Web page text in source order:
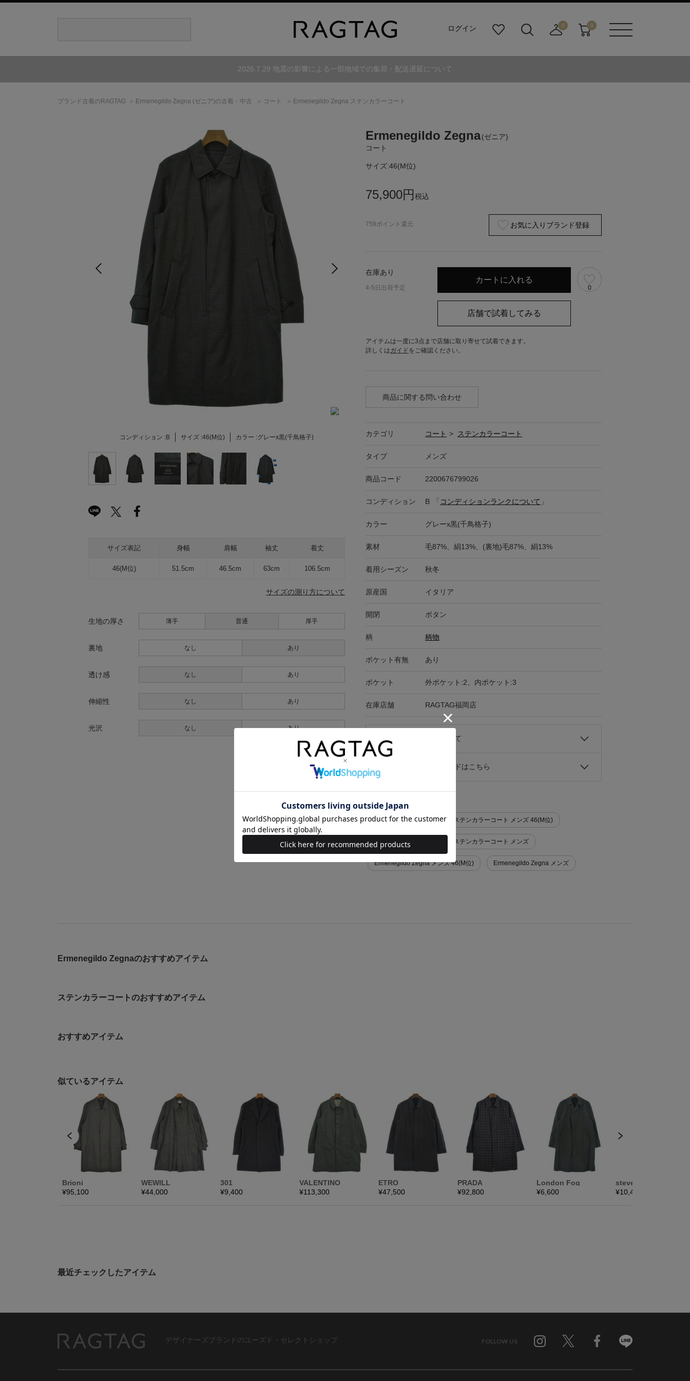
ログイン
り
ダ
0
寄
0
2026.7.29 地震の影響による一部地域での集荷・配送遅延について
ブランド古着のRAGTAG Ermenegildo Zegna (ゼニア)の古着・中古 コート Ermenegildo Zegna ステンカラーコート
コンディション :B サイズ :46(M位) カラー :グレーx黒(千鳥格子)
サイズ表記 身幅 肩幅 袖丈 着丈
46(M位) 51.5cm 46.5cm 63cm 106.5cm
サイズの測り方について
生地の厚さ 薄手 普通 厚手
裏地 なし あり
透け感 なし あり
伸縮性 なし あり
光沢 なし あり
Ermenegildo Zegna(ゼニア)
コート
サイズ:46(M位)
75,900円 税込
759ポイント還元 お気に入りブランド登録
在庫あり
4-5日出荷予定 0
アイテムは一度に3点まで店舗に取り寄せて試着できます。
詳しくはガイド をご確認ください。
商品に関する問い合わせ
カテゴリ コート > ステンカラーコート
タイプ メンズ
商品コード 2200676799026
コンディション B 「 コンディションランクについて 」
カラー グレーx黒(千鳥格子)
素材 毛87%、絹13%、(裏地)毛87%、絹13%
着用シーズン 秋冬
原産国 イタリア
開閉 ボタン
柄 柄物
ポケット有無 あり
ポケット 外ポケット:2、内ポケット:3
在庫店舗 RAGTAG福岡店
キャンセル・返品について
お買い物時のご利用ガイドはこちら
Ermenegildo Zegna コート>ステンカラーコート メンズ 46(M位)
Ermenegildo Zegna コート>ステンカラーコート メンズ
Ermenegildo Zegna メンズ 46(M位) Ermenegildo Zegna メンズ
Ermenegildo Zegnaのおすすめアイテム
ステンカラーコートのおすすめアイテム
おすすめアイテム
最近チェックしたアイテム
デザイナーズブランドのユーズド・セレクトショップ FOLLOW US